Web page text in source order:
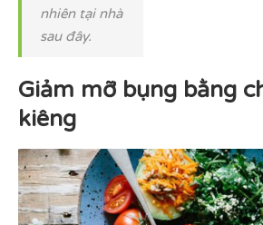
nhiên tại nhà
sau đây.
Giảm mỡ bụng bằng
kiêng